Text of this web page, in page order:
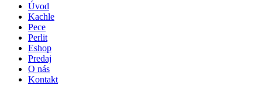
Úvod
Kachle
Pece
Perlit
Eshop
Predaj
O nás
Kontakt